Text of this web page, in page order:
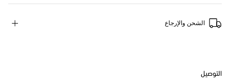
الشحن والإرجاع
التوصيل